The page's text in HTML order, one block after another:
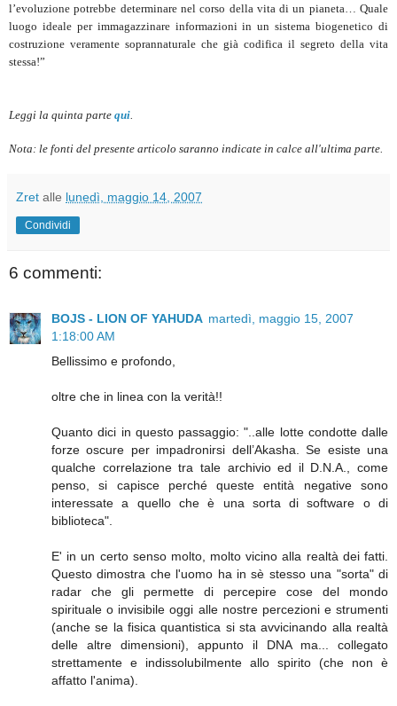
l’evoluzione potrebbe determinare nel corso della vita di un pianeta… Quale
luogo ideale per immagazzinare informazioni in un sistema biogenetico di
costruzione veramente soprannaturale che già codifica il segreto della vita
stessa!”
Leggi la quinta parte qui
Nota: le fonti del presente articolo saranno indicate in calce all'ultima parte.
Zret alle lunedì, maggio 14, 2007
Condividi
6 commenti:
BOJS - LION OF YAHUDA martedì, maggio 15, 2007
1:18:00 AM
Bellissimo e profondo,
oltre che in linea con la verità!!
Quanto dici in questo passaggio: "..alle lotte condotte dalle
forze oscure per impadronirsi dell’Akasha. Se esiste una
qualche correlazione tra tale archivio ed il D.N.A., come
penso, si capisce perché queste entità negative sono
interessate a quello che è una sorta di software o di
biblioteca".
E' in un certo senso molto, molto vicino alla realtà dei fatti.
Questo dimostra che l'uomo ha in sè stesso una "sorta" di
radar che gli permette di percepire cose del mondo
spirituale o invisibile oggi alle nostre percezioni e strumenti
(anche se la fisica quantistica si sta avvicinando alla realtà
delle altre dimensioni), appunto il DNA ma... collegato
strettamente e indissolubilmente allo spirito (che non è
affatto l'anima).